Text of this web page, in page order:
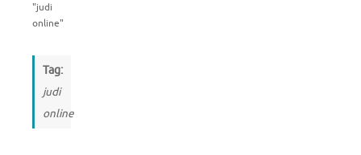
"judi
online"
Tag:
judi
online